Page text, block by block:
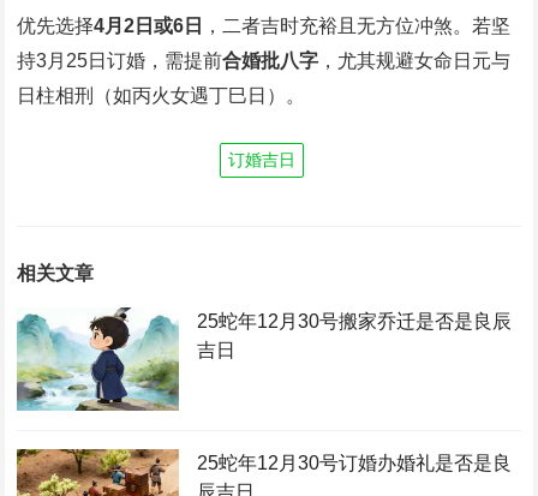
优先选择‌4月2日或6日
‌，二者吉时充裕且无方位冲煞。若坚
持3月25日订婚，需提前‌合婚批八字 ‌，尤其规避女命日元与
日柱相刑（如丙火女遇丁巳日）。
订婚吉日
相关文章
25蛇年12月30号搬家乔迁是否是良辰
吉日
25蛇年12月30号订婚办婚礼是否是良